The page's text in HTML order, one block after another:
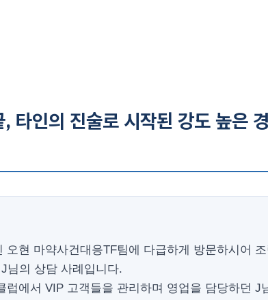
타인의 진술로 시작된 강도 높은
오현 마약사건대응TF팀에 다급하게 방문하시어
님의 상담 사례입니다.
럽에서 VIP 고객들을 관리하며 영업을 담당하던 J